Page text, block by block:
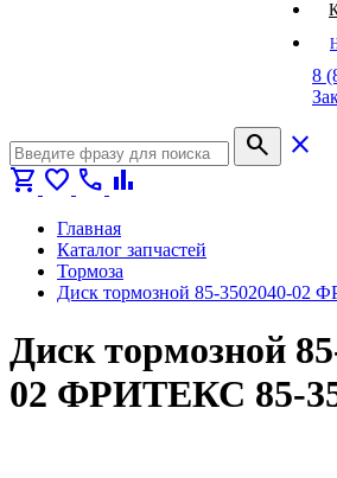
8
search
close
shopping_cart favorite call bar_chart
Главная
Каталог запчастей
Тормоза
Диск тормозной 85-3502040-02
Диск тормозной
02 ФРИТЕКС 85-